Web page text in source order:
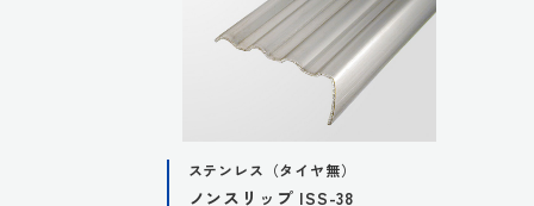
ステンレス（タイヤ無）
ノンスリップ ISS-38